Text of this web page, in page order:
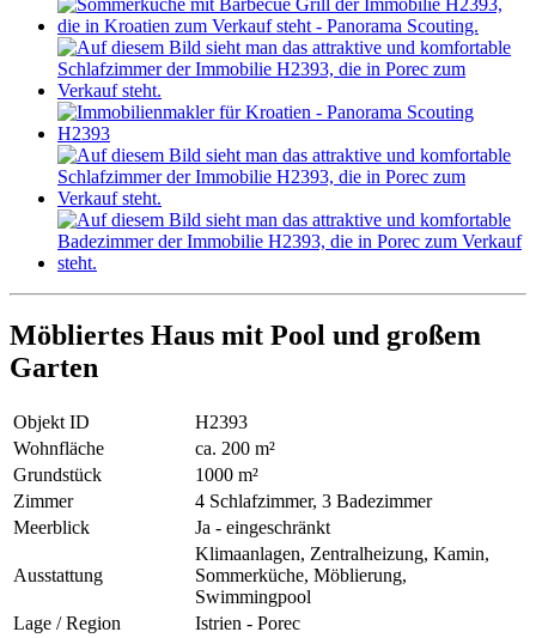
Möbliertes Haus mit Pool und großem
Garten
Objekt ID
H2393
Wohnfläche
ca. 200 m²
Grundstück
1000 m²
Zimmer
4 Schlafzimmer, 3 Badezimmer
Meerblick
Ja - eingeschränkt
Ausstattung
Klimaanlagen, Zentralheizung, Kamin,
Sommerküche, Möblierung,
Swimmingpool
Lage / Region
Istrien - Porec